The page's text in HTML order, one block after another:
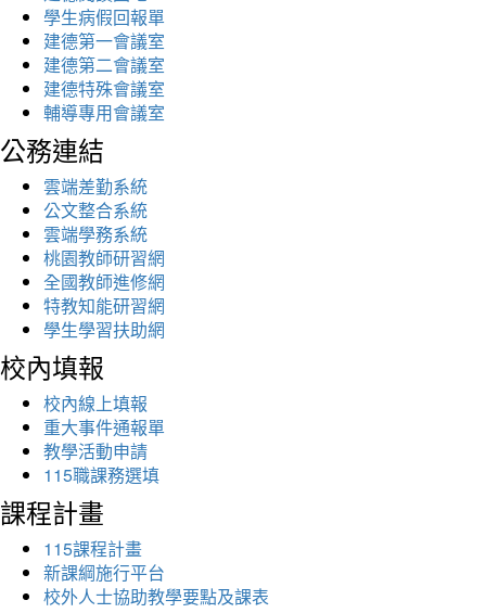
學生病假回報單
建德第一會議室
建德第二會議室
建德特殊會議室
輔導專用會議室
公務連結
雲端差勤系統
公文整合系統
雲端學務系統
桃園教師研習網
全國教師進修網
特教知能研習網
學生學習扶助網
校內填報
校內線上填報
重大事件通報單
教學活動申請
115職課務選填
課程計畫
115課程計畫
新課綱施行平台
校外人士協助教學要點及課表